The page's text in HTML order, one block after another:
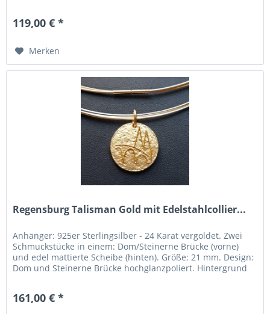
119,00 € *
Merken
Regensburg Talisman Gold mit Edelstahlcollier...
Anhänger: 925er Sterlingsilber - 24 Karat vergoldet. Zwei
Schmuckstücke in einem: Dom/Steinerne Brücke (vorne)
und edel mattierte Scheibe (hinten). Größe: 21 mm. Design:
Dom und Steinerne Brücke hochglanzpoliert. Hintergrund
161,00 € *